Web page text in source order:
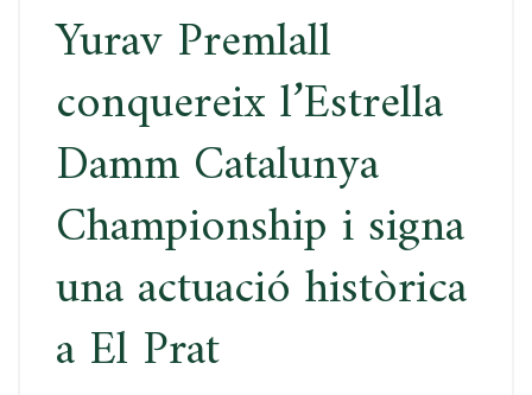
Yurav Premlall
conquereix l’Estrella
Damm Catalunya
Championship i signa
una actuació històrica
a El Prat